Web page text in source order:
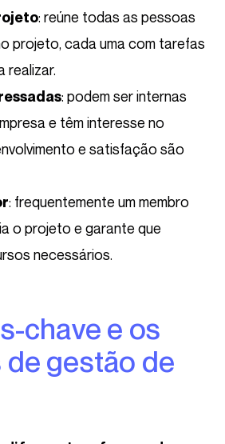
: reúne todas as pessoas
projeto, cada uma com tarefas
realizar.
: podem ser internas
e têm interesse no
e satisfação são
: frequentemente um membro
o projeto e garante que
necessários.
gestão de